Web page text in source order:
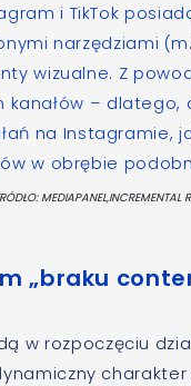
i TikTok
narzędziami
wizualne. Z
–
na Instagramie,
w obrębie
„braku
w rozpoczęciu